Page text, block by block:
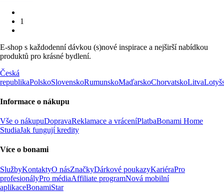
1
E-shop s každodenní dávkou (s)nové inspirace a nejširší nabídkou
produktů pro krásné bydlení.
Česká
republikaPolskoSlovenskoRumunskoMaďarskoChorvatskoLitva
Informace o nákupu
Vše o nákupuDopravaReklamace a vráceníPlatbaBonami Home
StudiaJak fungují kredity
Více o bonami
SlužbyKontaktyO násZnačkyDárkové poukazyKariéraPro
profesionályPro médiaAffiliate programNová mobilní
aplikaceBonamiStar